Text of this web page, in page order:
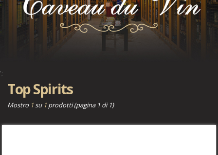
';
Top Spirits
Mostro 1su 1 prodotti (pagina 1 di 1)